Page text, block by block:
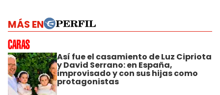
MÁS EN
Así fue el casamiento de Luz Cipriota
y David Serrano: en España,
improvisado y con sus hijas como
protagonistas